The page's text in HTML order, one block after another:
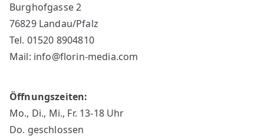
Burghofgasse 2
76829 Landau/Pfalz
Tel. 01520 8904810
Mail: info@florin-media.com
Öffnungszeiten:
Mo., Di., Mi., Fr. 13-18 Uhr
Do. geschlossen